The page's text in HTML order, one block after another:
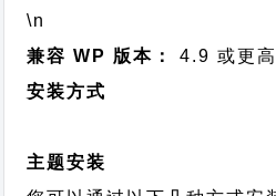
\n
兼容 WP 版本：
4.9 或更
安装方式
主题安装